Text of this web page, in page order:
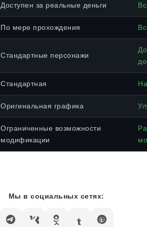
Доступен за реальные деньги
По мере прохождения
Стандартные персонажи
Стандартная
Оригинальная графика
Ограниченные возможности
модификации
Мы в социальных сетях: